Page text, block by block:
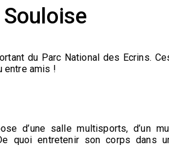
du Parc National des Ecrins.
entre amis !
d’une salle multisports, d’un
quoi entretenir son corps dans